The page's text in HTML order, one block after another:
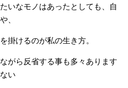
いなモノはあったとしても、自
、
掛けるのが私の生き方。
がら反省する事も多々あります
い